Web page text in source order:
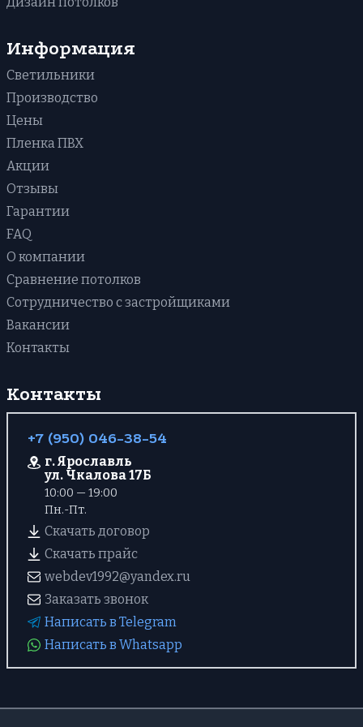
В ванную
Бесшовные
Фактурные с тиснением и узором
Со световыми линиями
Информация
Светильники
Производство
Цены
Пленка ПВХ
Акции
Отзывы
Гарантии
FAQ
О компании
Сравнение потолков
Сотрудничество с застройщиками
Вакансии
Контакты
Контакты
+7 (950) 046-38-54
г. Ярославль
ул. Чкалова 17Б
10:00 — 19:00
Пн.-Пт.
Скачать договор
Скачать прайс
webdev1992@yandex.ru
Заказать звонок
Написать в Telegram
Написать в Whatsapp